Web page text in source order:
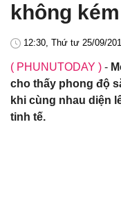
không
12:30, Thứ tư 25/09/
( PHUNUTODAY ) -
cho thấy phong độ
khi cùng nhau diện
tinh tế.